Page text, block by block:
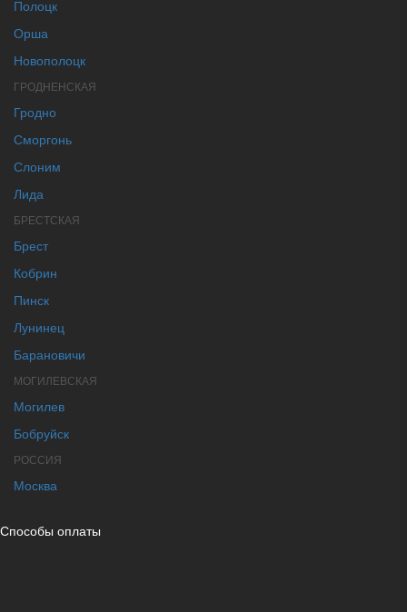
Полоцк
Орша
Новополоцк
ГРОДНЕНСКАЯ
Гродно
Сморгонь
Слоним
Лида
БРЕСТСКАЯ
Брест
Кобрин
Пинск
Лунинец
Барановичи
МОГИЛЕВСКАЯ
Могилев
Бобруйск
РОССИЯ
Москва
Способы оплаты